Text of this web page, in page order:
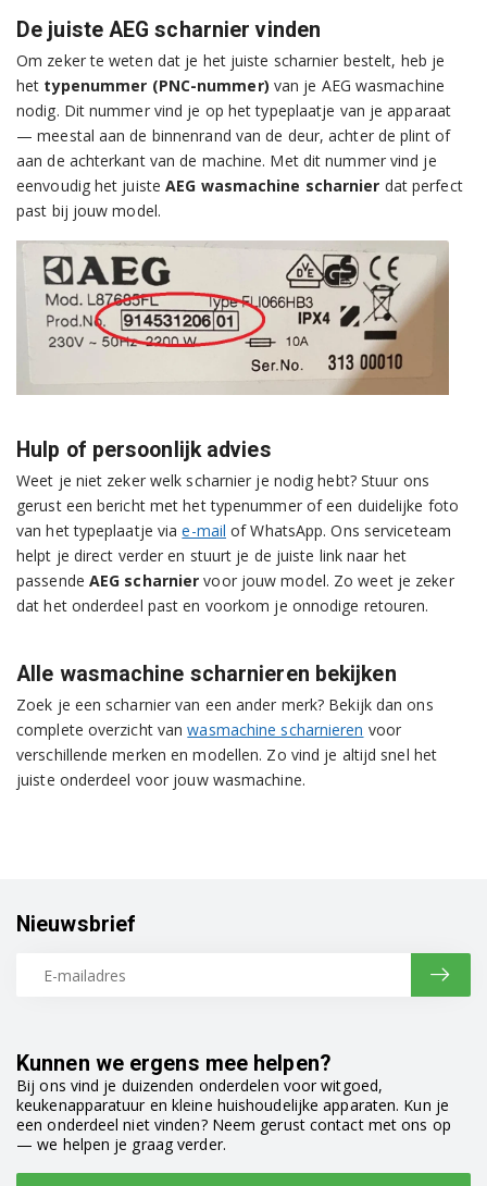
De juiste AEG scharnier vinden
Om zeker te weten dat je het juiste scharnier bestelt, heb je
het typenummer (PNC-nummer) van je AEG wasmachine
nodig. Dit nummer vind je op het typeplaatje van je apparaat
— meestal aan de binnenrand van de deur, achter de plint of
aan de achterkant van de machine. Met dit nummer vind je
eenvoudig het juisteAEG wasmachine scharnier dat perfect
past bij jouw model.
Hulp of persoonlijk advies
Weet je niet zeker welk scharnier je nodig hebt? Stuur ons
gerust een bericht met het typenummer of een duidelijke foto
van het typeplaatje viae-mail of WhatsApp. Ons serviceteam
helpt je direct verder en stuurt je de juiste link naar het
passende AEG scharnier voor jouw model. Zo weet je zeker
dat het onderdeel past en voorkom je onnodige retouren.
Alle wasmachine scharnieren bekijken
Zoek je een scharnier van een ander merk? Bekijk dan ons
complete overzicht vanwasmachine scharnieren voor
verschillende merken en modellen. Zo vind je altijd snel het
juiste onderdeel voor jouw wasmachine.
Kunnen we ergens mee helpen?
Bij ons vind je duizenden onderdelen voor witgoed,
keukenapparatuur en kleine huishoudelijke apparaten. Kun je
een onderdeel niet vinden? Neem gerust contact met ons op
— we helpen je graag verder.
Nieuwsbrief